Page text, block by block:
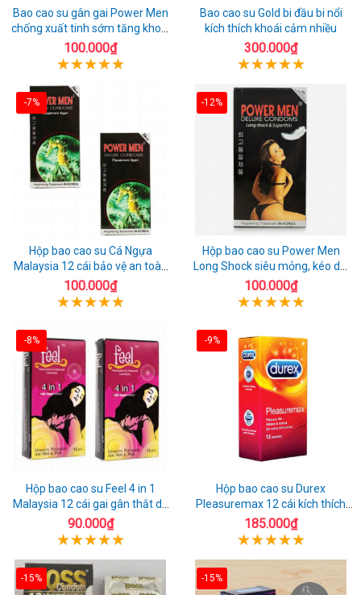
Bao cao su gân gai Power Men
chống xuất tinh sớm tăng khoái
cảm
100.000₫
Bao cao su Gold bi đầu bi nổi
kích thích khoái cảm nhiều
300.000₫
-7%
Hộp bao cao su Cá Ngựa
Malaysia 12 cái bảo vệ an toàn
tuyệt đối
100.000₫
-12%
Hộp bao cao su Power Men
Long Shock siêu mỏng, kéo dài
quan hệ thoải mái
100.000₫
-8%
Hộp bao cao su Feel 4 in 1
Malaysia 12 cái gai gân thắt dễ
sử dụng
90.000₫
-9%
Hộp bao cao su Durex
Pleasuremax 12 cái kích thích
tăng khoái cảm
185.000₫
-15% -15%